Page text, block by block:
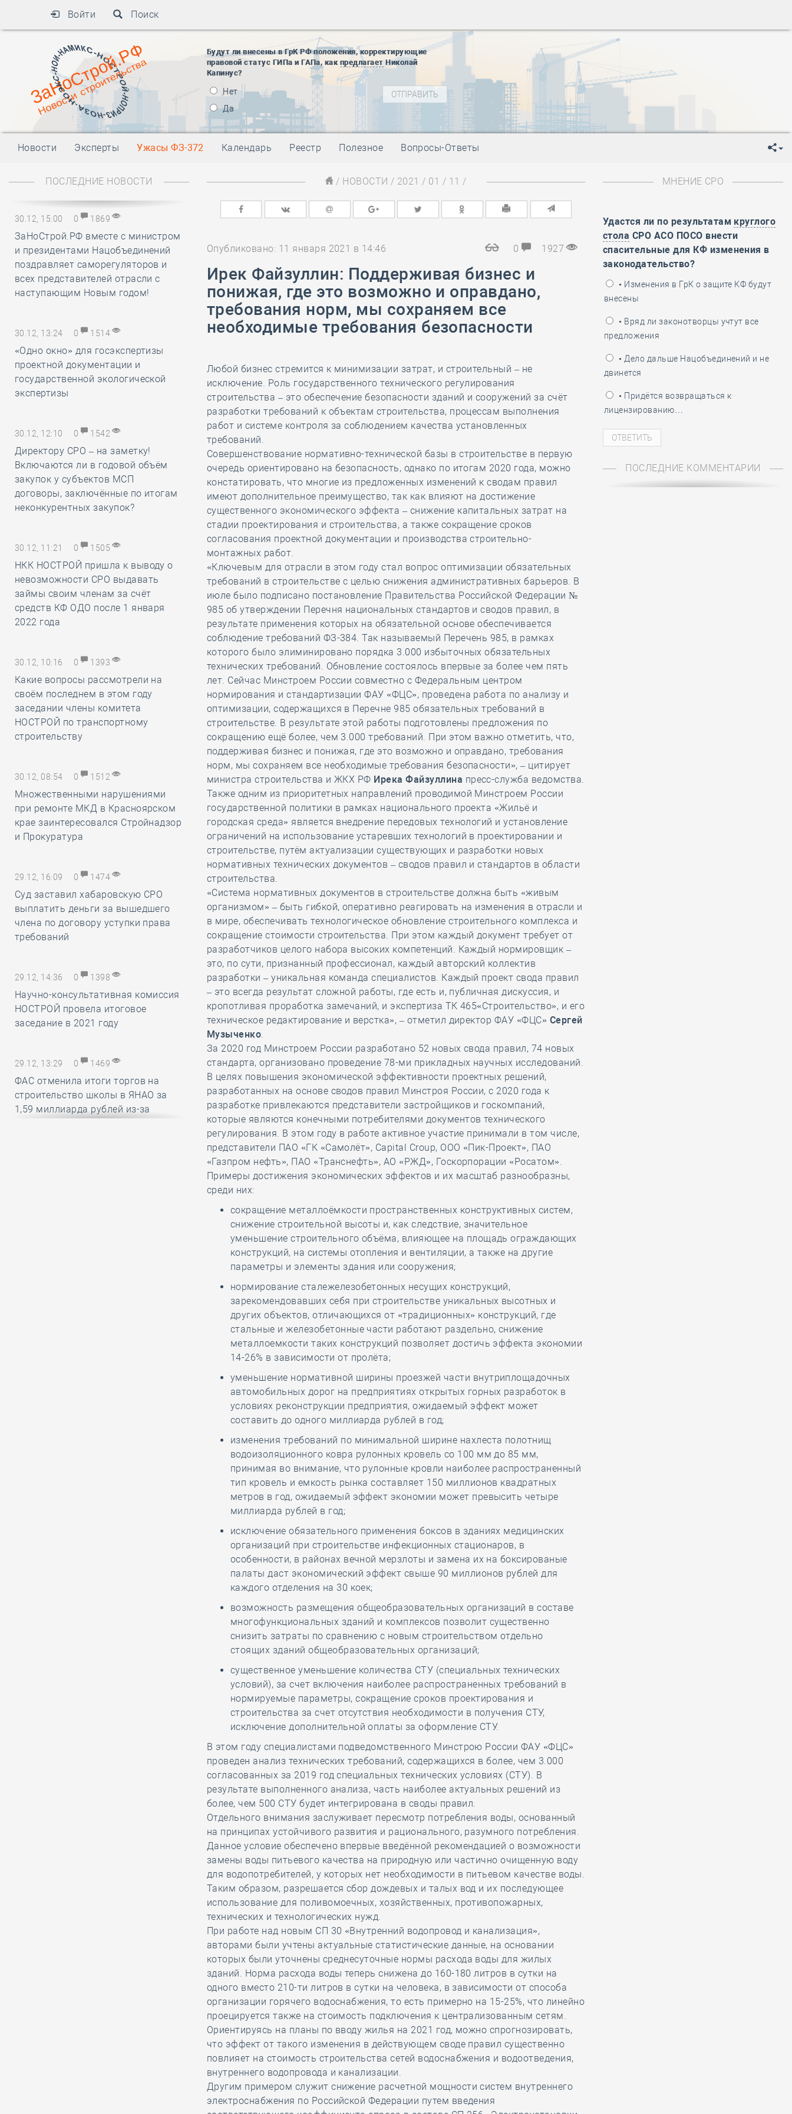
Войти Поиск
Будут ли внесены в ГрК РФ положения, корректирующие
правовой статус ГИПа и ГАПа, как предлагаетНиколай
Капинус?
Нет
Да
22 августа-День Государственного флага Российской Федерации
-День знаний
-День сотрудника органов внутренних дел РФ
День полного освобождения Ленинграда от фашистской
блокады
01 мая- День Весны и Труда
09 мая- День Победы!
28 мая-День пограничника
12 августа
01 сентября-День знаний
27 января
День полного освобождения Ленинграда от фашистской
09 мая
- День Победы!
Новости Эксперты Ужасы ФЗ-372 Календарь Реестр Полезное Вопросы-Ответы
ПОСЛЕДНИЕ НОВОСТИ
30.12, 15:00 0 1869
ЗаНоСтрой.РФ вместе с министром
и президентами Нацобъединений
поздравляет саморегуляторов и
всех представителей отрасли с
наступающим Новым годом!
30.12, 13:24 0 1514
«Одно окно» для госэкспертизы
проектной документации и
государственной экологической
экспертизы
30.12, 12:10 0 1542
Директору СРО – на заметку!
Включаются ли в годовой объём
закупок у субъектов МСП
договоры, заключённые по итогам
неконкурентных закупок?
30.12, 11:21 0 1505
НКК НОСТРОЙ пришла к выводу о
невозможности СРО выдавать
займы своим членам за счёт
средств КФ ОДО после 1 января
2022 года
30.12, 10:16 0 1393
Какие вопросы рассмотрели на
своём последнем в этом году
заседании члены комитета
НОСТРОЙ по транспортному
строительству
30.12, 08:54 0 1512
Множественными нарушениями
при ремонте МКД в Красноярском
крае заинтересовался Стройнадзор
и Прокуратура
29.12, 16:09 0 1474
Суд заставил хабаровскую СРО
выплатить деньги за вышедшего
члена по договору уступки права
требований
29.12, 14:36 0 1398
Научно-консультативная комиссия
НОСТРОЙ провела итоговое
заседание в 2021 году
29.12, 13:29 0 1469
ФАС отменила итоги торгов на
строительство школы в ЯНАО за
1,59 миллиарда рублей из-за
/ НОВОСТИ / 2021 / 01 / 11 /
Опубликовано: 11 января 2021 в 14:46 0 1927
Ирек Файзуллин: Поддерживая бизнес и
понижая, где это возможно и оправдано,
требования норм, мы сохраняем все
необходимые требования безопасности
Любой бизнес стремится к минимизации затрат, и строительный – не
исключение. Роль государственного технического регулирования
строительства – это обеспечение безопасности зданий и сооружений за счёт
разработки требований к объектам строительства, процессам выполнения
работ и системе контроля за соблюдением качества установленных
требований.
Совершенствование нормативно-технической базы в строительстве в первую
очередь ориентировано на безопасность, однако по итогам 2020 года, можно
констатировать, что многие из предложенных изменений к сводам правил
имеют дополнительное преимущество, так как влияют на достижение
существенного экономического эффекта – снижение капитальных затрат на
стадии проектирования и строительства, а также сокращение сроков
согласования проектной документации и производства строительно-
монтажных работ.
«Ключевым для отрасли в этом году стал вопрос оптимизации обязательных
требований в строительстве с целью снижения административных барьеров. В
июле было подписано постановление Правительства Российской Федерации №
985 об утверждении Перечня национальных стандартов и сводов правил, в
результате применения которых на обязательной основе обеспечивается
соблюдение требований ФЗ-384. Так называемый Перечень 985, в рамках
которого было элиминировано порядка 3.000 избыточных обязательных
технических требований. Обновление состоялось впервые за более чем пять
лет. Сейчас Минстроем России совместно с Федеральным центром
нормирования и стандартизации ФАУ «ФЦС», проведена работа по анализу и
оптимизации, содержащихся в Перечне 985 обязательных требований в
строительстве. В результате этой работы подготовлены предложения по
сокращению ещё более, чем 3.000 требований. При этом важно отметить, что,
поддерживая бизнес и понижая, где это возможно и оправдано, требования
норм, мы сохраняем все необходимые требования безопасности», – цитирует
министра строительства и ЖКХ РФ Ирека Файзуллина пресс-служба ведомства.
Также одним из приоритетных направлений проводимой Минстроем России
государственной политики в рамках национального проекта «Жильё и
городская среда» является внедрение передовых технологий и установление
ограничений на использование устаревших технологий в проектировании и
строительстве, путём актуализации существующих и разработки новых
нормативных технических документов – сводов правил и стандартов в области
строительства.
«Система нормативных документов в строительстве должна быть «живым
организмом» – быть гибкой, оперативно реагировать на изменения в отрасли и
в мире, обеспечивать технологическое обновление строительного комплекса и
сокращение стоимости строительства. При этом каждый документ требует от
разработчиков целого набора высоких компетенций. Каждый нормировщик –
это, по сути, признанный профессионал, каждый авторский коллектив
разработки – уникальная команда специалистов. Каждый проект свода правил
– это всегда результат сложной работы, где есть и, публичная дискуссия, и
кропотливая проработка замечаний, и экспертиза ТК 465«Строительство», и его
техническое редактирование и верстка», – отметил директор ФАУ «ФЦС» Сергей
Музыченко.
За 2020 год Минстроем России разработано 52 новых свода правил, 74 новых
стандарта, организовано проведение 78-ми прикладных научных исследований.
В целях повышения экономической эффективности проектных решений,
разработанных на основе сводов правил Минстроя России, с 2020 года к
разработке привлекаются представители застройщиков и госкомпаний,
которые являются конечными потребителями документов технического
регулирования. В этом году в работе активное участие принимали в том числе,
представители ПАО «ГК «Самолёт», Capital Croup, ООО «Пик-Проект», ПАО
«Газпром нефть», ПАО «Транснефть», АО «РЖД», Госкорпорации «Росатом».
Примеры достижения экономических эффектов и их масштаб разнообразны,
среди них:
сокращение металлоёмкости пространственных конструктивных систем,
снижение строительной высоты и, как следствие, значительное
уменьшение строительного объёма, влияющее на площадь ограждающих
конструкций, на системы отопления и вентиляции, а также на другие
параметры и элементы здания или сооружения;
нормирование сталежелезобетонных несущих конструкций,
зарекомендовавших себя при строительстве уникальных высотных и
других объектов, отличающихся от «традиционных» конструкций, где
стальные и железобетонные части работают раздельно, снижение
металлоемкости таких конструкций позволяет достичь эффекта экономии
14-26% в зависимости от пролёта;
уменьшение нормативной ширины проезжей части внутриплощадочных
автомобильных дорог на предприятиях открытых горных разработок в
условиях реконструкции предприятия, ожидаемый эффект может
составить до одного миллиарда рублей в год;
изменения требований по минимальной ширине нахлеста полотнищ
водоизоляционного ковра рулонных кровель со 100 мм до 85 мм,
принимая во внимание, что рулонные кровли наиболее распространенный
тип кровель и емкость рынка составляет 150 миллионов квадратных
метров в год, ожидаемый эффект экономии может превысить четыре
миллиарда рублей в год;
исключение обязательного применения боксов в зданиях медицинских
организаций при строительстве инфекционных стационаров, в
особенности, в районах вечной мерзлоты и замена их на боксированые
палаты даст экономический эффект свыше 90 миллионов рублей для
каждого отделения на 30 коек;
возможность размещения общеобразовательных организаций в составе
многофункциональных зданий и комплексов позволит существенно
снизить затраты по сравнению с новым строительством отдельно
стоящих зданий общеобразовательных организаций;
существенное уменьшение количества СТУ (специальных технических
условий), за счет включения наиболее распространенных требований в
нормируемые параметры, сокращение сроков проектирования и
строительства за счет отсутствия необходимости в получения СТУ,
исключение дополнительной оплаты за оформление СТУ.
В этом году специалистами подведомственного Минстрою России ФАУ «ФЦС»
проведен анализ технических требований, содержащихся в более, чем 3.000
согласованных за 2019 год специальных технических условиях (СТУ). В
результате выполненного анализа, часть наиболее актуальных решений из
более, чем 500 СТУ будет интегрирована в своды правил.
Отдельного внимания заслуживает пересмотр потребления воды, основанный
на принципах устойчивого развития и рационального, разумного потребления.
Данное условие обеспечено впервые введённой рекомендацией о возможности
замены воды питьевого качества на природную или частично очищенную воду
для водопотребителей, у которых нет необходимости в питьевом качестве воды.
Таким образом, разрешается сбор дождевых и талых вод и их последующее
использование для поливомоечных, хозяйственных, противопожарных,
технических и технологических нужд.
При работе над новым СП 30 «Внутренний водопровод и канализация»,
авторами были учтены актуальные статистические данные, на основании
которых были уточнены среднесуточные нормы расхода воды для жилых
зданий. Норма расхода воды теперь снижена до 160-180 литров в сутки на
одного вместо 210-ти литров в сутки на человека, в зависимости от способа
организации горячего водоснабжения, то есть примерно на 15-25%, что линейно
проецируется также на стоимость подключения к централизованным сетям.
Ориентируясь на планы по вводу жилья на 2021 год, можно спрогнозировать,
что эффект от такого изменения в действующем своде правил существенно
повлияет на стоимость строительства сетей водоснабжения и водоотведения,
внутреннего водопровода и канализации.
Другим примером служит снижение расчетной мощности систем внутреннего
электроснабжения по Российской Федерации путем введения
МНЕНИЕ СРО
Удастся ли по результатам круглого
стола СРО АСО ПОСО внести
спасительные для КФ изменения в
законодательство?
• Изменения в ГрК о защите КФ будут
внесены
• Вряд ли законотворцы учтут все
предложения
• Дело дальше Нацобъединений и не
двинется
• Придётся возвращаться к
лицензированию…
ПОСЛЕДНИЕ КОММЕНТАРИИ